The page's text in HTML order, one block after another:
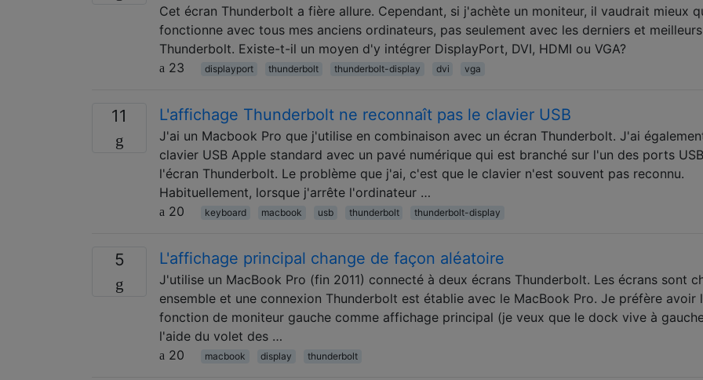
Cet écran Thunderbolt a fière allure. Cependant, si j'achète un moniteur, il vaudrait mieux
fonctionne avec tous mes anciens ordinateurs, pas seulement avec les derniers et
Thunderbolt. Existe-t-il un moyen d'y intégrer DisplayPort, DVI, HDMI ou VGA?
23
displayport thunderbolt thunderbolt-display dvi vga
11 L'affichage Thunderbolt ne reconnaît pas le clavier USB
J'ai un Macbook Pro que j'utilise en combinaison avec un écran Thunderbolt. J'ai
clavier USB Apple standard avec un pavé numérique qui est branché sur l'un des ports
l'écran Thunderbolt. Le problème que j'ai, c'est que le clavier n'est souvent pas reconnu.
Habituellement, lorsque j'arrête l'ordinateur …
20
keyboard macbook usb thunderbolt thunderbolt-display
5 L'affichage principal change de façon aléatoire
J'utilise un MacBook Pro (fin 2011) connecté à deux écrans Thunderbolt. Les écrans sont
ensemble et une connexion Thunderbolt est établie avec le MacBook Pro. Je préfère avoir
fonction de moniteur gauche comme affichage principal (je veux que le dock vive à
l'aide du volet des …
20
macbook display thunderbolt